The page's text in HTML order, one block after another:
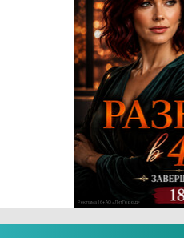
Реклама 16+ АО «ЛитГород»